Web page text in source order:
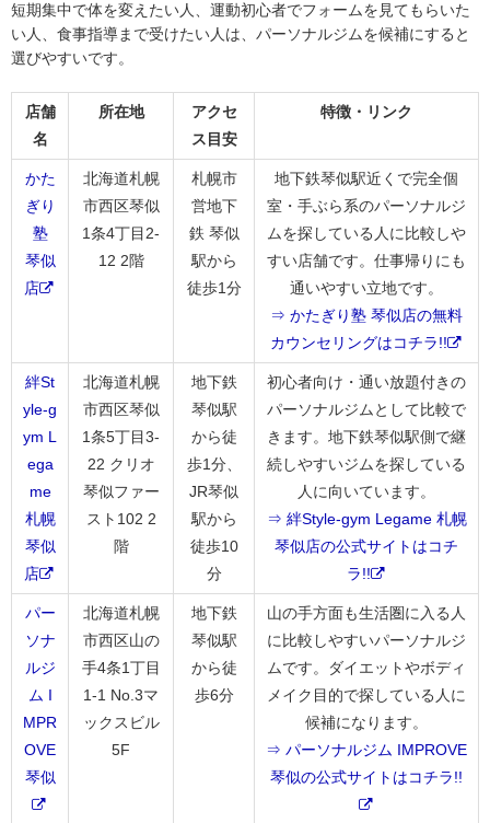
短期集中で体を変えたい人、運動初心者でフォームを見てもらいた
い人、食事指導まで受けたい人は、パーソナルジムを候補にすると
選びやすいです。
店舗
名
所在地
アクセ
ス目安
特徴・リンク
かた
ぎり
塾
琴似
店
北海道札幌
市西区琴似
1条4丁目2-
12 2階
札幌市
営地下
鉄 琴似
駅から
徒歩1分
地下鉄琴似駅近くで完全個
室・手ぶら系のパーソナルジ
ムを探している人に比較しや
すい店舗です。仕事帰りにも
通いやすい立地です。
⇒ かたぎり塾 琴似店の無料
カウンセリングはコチラ!!
絆St
yle-g
ym L
ega
me
札幌
琴似
店
北海道札幌
市西区琴似
1条5丁目3-
22 クリオ
琴似ファー
スト102 2
階
地下鉄
琴似駅
から徒
歩1分、
JR琴似
駅から
徒歩10
分
初心者向け・通い放題付きの
パーソナルジムとして比較で
きます。地下鉄琴似駅側で継
続しやすいジムを探している
人に向いています。
⇒ 絆Style-gym Legame 札幌
琴似店の公式サイトはコチ
ラ!!
パー
ソナ
ルジ
ム I
MPR
OVE
琴似
北海道札幌
市西区山の
手4条1丁目
1-1 No.3マ
ックスビル
5F
地下鉄
琴似駅
から徒
歩6分
山の手方面も生活圏に入る人
に比較しやすいパーソナルジ
ムです。ダイエットやボディ
メイク目的で探している人に
候補になります。
⇒ パーソナルジム IMPROVE
琴似の公式サイトはコチラ!!